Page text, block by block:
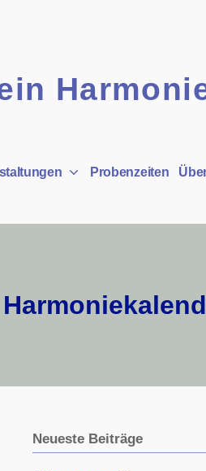
Probenzeiten
Neueste Beiträge